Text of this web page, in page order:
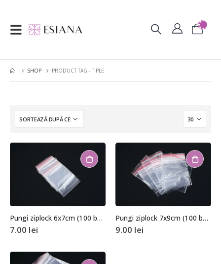
SHOP PRODUCT TAG - TIPLE
Pungi ziplock 6x7cm (100 buc.)
7.00 lei
Pungi ziplock 7x9cm (100 buc.)
9.00 lei